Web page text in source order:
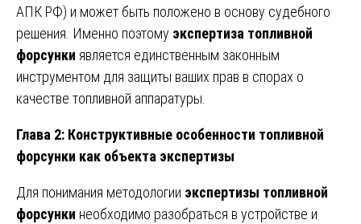
АПК РФ) и может быть положено в основу судебного
решения. Именно поэтому экспертиза топливной
форсунки является единственным законным
инструментом для защиты ваших прав в спорах о
качестве топливной аппаратуры.
Глава 2: Конструктивные особенности топливной
форсунки как объекта экспертизы
Для понимания методологии экспертизы топливной
форсунки необходимо разобраться в устройстве и